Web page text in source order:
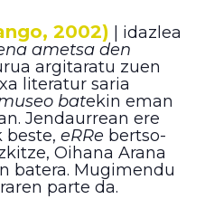
2002) | idazlea
ametsa den
argitaratu zuen
literatur saria
batekin eman
Jendaurrean ere
beste,eRRe bertso-
Oihana Arana
batera. Mugimendu
parte da.